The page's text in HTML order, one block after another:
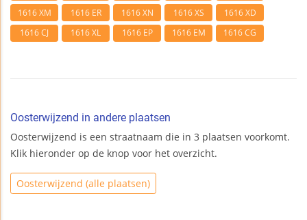
1616 XM
1616 ER 1616 XN 1616 XS
1616 XD
1616 CJ
1616 XL 1616 EP 1616 EM 1616 CG
Oosterwijzend in andere plaatsen
Oosterwijzend is een straatnaam die in 3 plaatsen voorkomt.
Klik hieronder op de knop voor het overzicht.
Oosterwijzend (alle plaatsen)